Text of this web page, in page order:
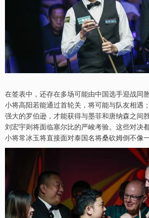
在签表中，还存在多场可能由中国选手迎战同
小将高阳若能通过首轮关，将可能与队友相遇
强大的罗伯逊，才能获得与墨菲和唐纳森之间
刘宏宇则将面临塞尔比的严峻考验。这些对决
小将常冰玉将直接面对泰国名将桑砍姆倒不像一